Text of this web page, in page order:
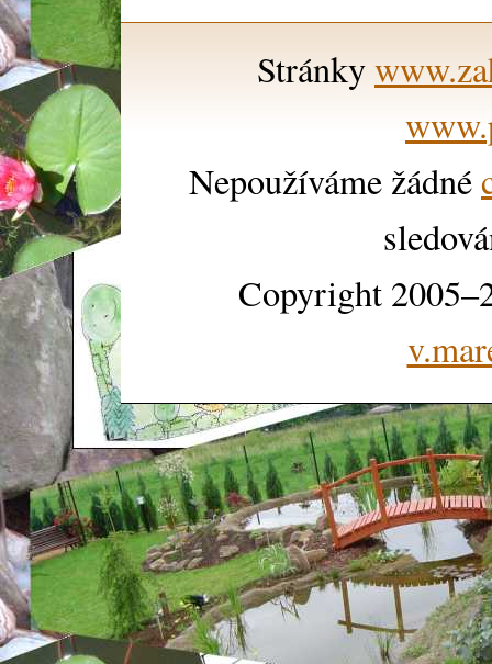
Stránky
Nepoužíváme žádné
Copyright